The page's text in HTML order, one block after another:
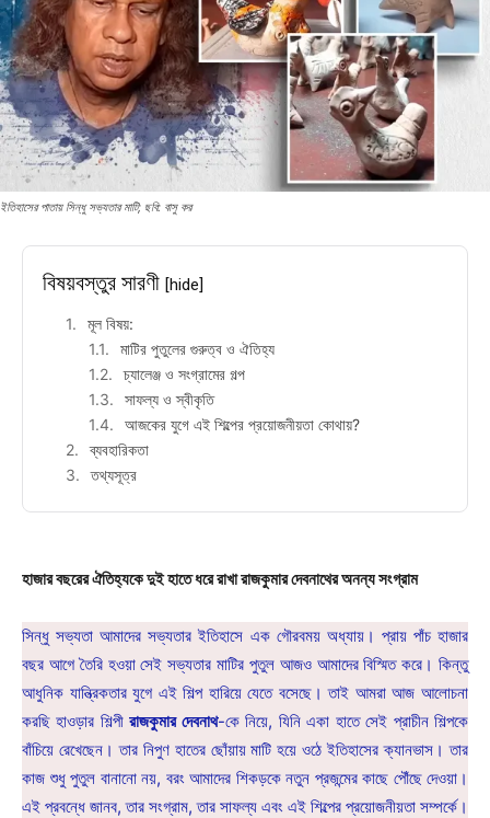
ইতিহাসের পাতায় সিন্ধু সভ্যতার মাটি; ছবি: বাসু কর
বিষয়বস্তুর সারণী [hide]
মূল বিষয়:
মাটির পুতুলের গুরুত্ব ও ঐতিহ্য
চ্যালেঞ্জ ও সংগ্রামের গল্প
সাফল্য ও স্বীকৃতি
আজকের যুগে এই শিল্পের প্রয়োজনীয়তা কোথায়?
ব্যবহারিকতা
তথ্যসূত্র
হাজার বছরের ঐতিহ্যকে দুই হাতে ধরে রাখা রাজকুমার দেবনাথের অনন্য সংগ্রাম
সিন্ধু সভ্যতা আমাদের সভ্যতার ইতিহাসে এক গৌরবময় অধ্যায়। প্রায় পাঁচ হাজার
বছর আগে তৈরি হওয়া সেই সভ্যতার মাটির পুতুল আজও আমাদের বিস্মিত করে। কিন্তু
আধুনিক যান্ত্রিকতার যুগে এই শিল্প হারিয়ে যেতে বসেছে। তাই আমরা আজ আলোচনা
করছি হাওড়ার শিল্পীরাজকুমার দেবনাথ-কে নিয়ে, যিনি একা হাতে সেই প্রাচীন শিল্পকে
বাঁচিয়ে রেখেছেন। তার নিপুণ হাতের ছোঁয়ায় মাটি হয়ে ওঠে ইতিহাসের ক্যানভাস। তার
কাজ শুধু পুতুল বানানো নয়, বরং আমাদের শিকড়কে নতুন প্রজন্মের কাছে পৌঁছে দেওয়া।
এই প্রবন্ধে জানব, তার সংগ্রাম, তার সাফল্য এবং এই শিল্পের প্রয়োজনীয়তা সম্পর্কে।